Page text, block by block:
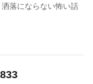
洒落にならない怖い話